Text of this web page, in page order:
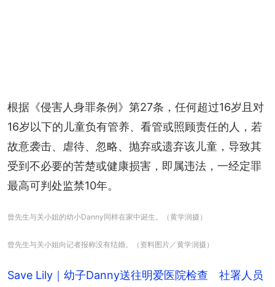
根据《侵害人身罪条例》第27条，任何超过16岁且对
16岁以下的儿童负有管养、看管或照顾责任的人，若
故意袭击、虐待、忽略、抛弃或遗弃该儿童，导致其
受到不必要的苦楚或健康损害，即属违法，一经定罪
最高可判处监禁10年。
曾先生与关小姐的幼小Danny同样在家中诞生。（黄学润摄）
曾先生与关小姐向记者报称没有结婚。（资料图片／黄学润摄）
Save Lily｜幼子Danny送往明爱医院检查 社署人员